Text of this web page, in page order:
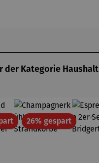
der Kategorie Haushalt
Rabatt26% gespartRabatt